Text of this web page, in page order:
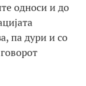
односи и до
па дури и со